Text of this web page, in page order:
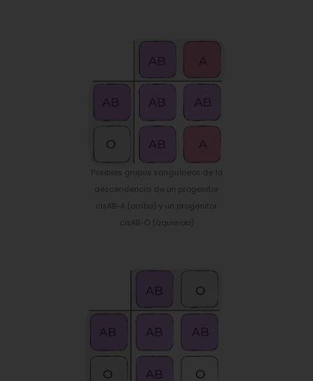
Posibles grupos sanguíneos de la
descendencia de un progenitor
cisAB-A ( arriba ) y un progenitor
cisAB-O ( izquierda)